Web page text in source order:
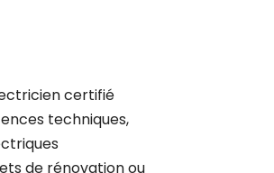
certifié
techniques,
de rénovation ou